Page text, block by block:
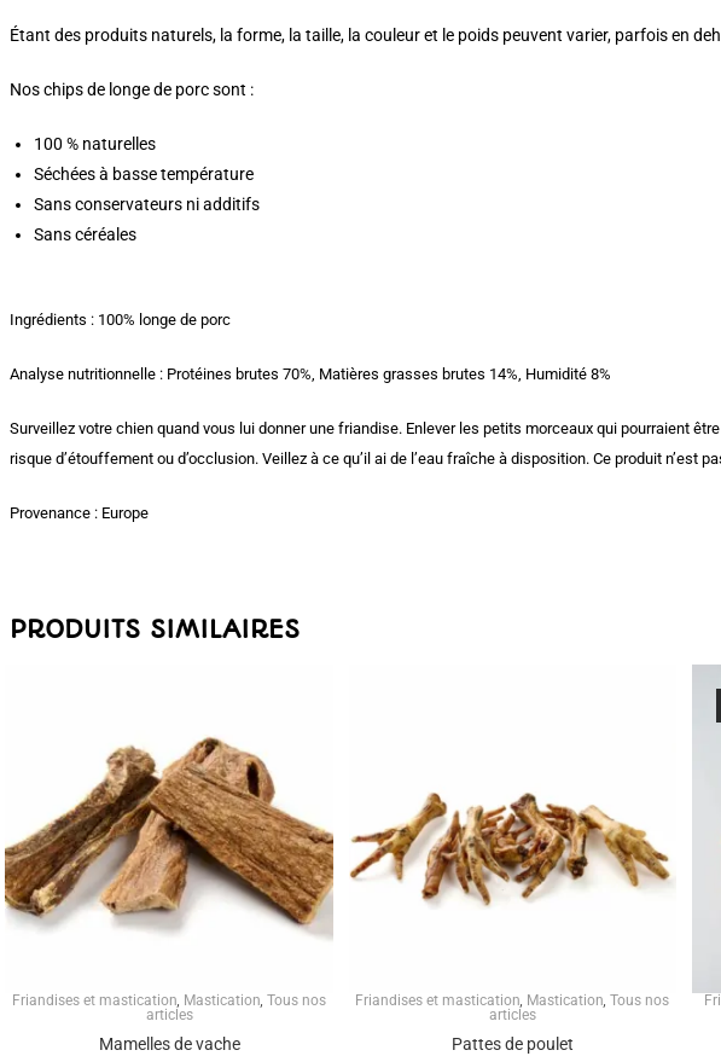
Étant des produits naturels, la forme, la taille, la couleur et le poids peuvent varier, parfois en
Nos chips de longe de porc sont :
100 % naturelles
Séchées à basse température
Sans conservateurs ni additifs
Sans céréales
Ingrédients : 100% longe de porc
Analyse nutritionnelle : Protéines brutes 70%, Matières grasses brutes 14%, Humidité 8%
Surveillez votre chien quand vous lui donner une friandise. Enlever les petits morceaux qui pourraient
risque d’étouffement ou d’occlusion. Veillez à ce qu’il ai de l’eau fraîche à disposition. Ce produit n’est
Provenance : Europe
PRODUITS SIMILAIRES
Friandises et mastication, Mastication,Tous nos
articles
Mamelles de vache
Friandises et mastication, Mastication,Tous nos
articles
Pattes de poulet